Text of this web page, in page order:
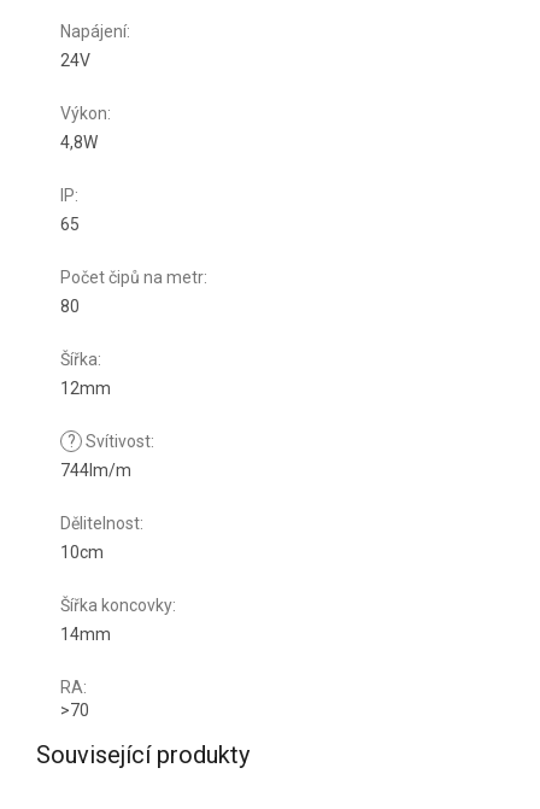
Napájení:
24V
Výkon:
4,8W
IP:
65
Počet čipů na metr:
80
Šířka:
12mm
? Svítivost:
744lm/m
Dělitelnost:
10cm
Šířka koncovky:
14mm
RA:
>70
Související produkty